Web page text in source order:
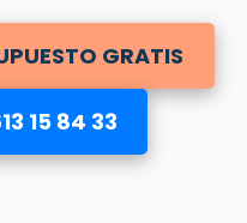
GRATIS
15 84 33